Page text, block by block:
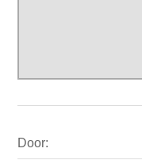
Sidebar
Door: